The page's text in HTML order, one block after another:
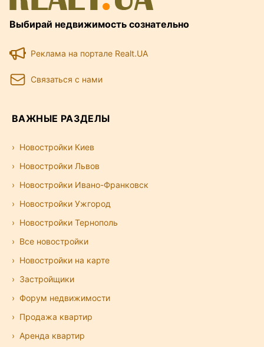
Выбирай недвижимость сознательно
Реклама на портале Realt.UA
Связаться с нами
ВАЖНЫЕ РАЗДЕЛЫ
Новостройки Киев
Новостройки Львов
Новостройки Ивано-Франковск
Новостройки Ужгород
Новостройки Тернополь
Все новостройки
Новостройки на карте
Застройщики
Форум недвижимости
Продажа квартир
Аренда квартир